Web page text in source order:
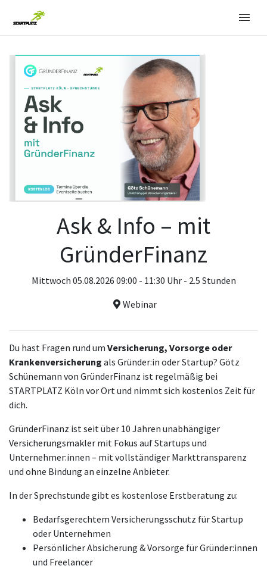
Ask & Info – mit
GründerFinanz
Mittwoch 05.08.2026 09:00 - 11:30 Uhr - 2.5 Stunden
Webinar
Du hast Fragen rund um Versicherung, Vorsorge oder
Krankenversicherung als Gründer:in oder Startup? Götz
Schünemann von GründerFinanz ist regelmäßig bei
STARTPLATZ Köln vor Ort und nimmt sich kostenlos Zeit für
dich.
GründerFinanz ist seit über 10 Jahren unabhängiger
Versicherungsmakler mit Fokus auf Startups und
Unternehmer:innen – mit vollständiger Markttransparenz
und ohne Bindung an einzelne Anbieter.
In der Sprechstunde gibt es kostenlose Erstberatung zu:
Bedarfsgerechtem Versicherungsschutz für Startup
oder Unternehmen
Persönlicher Absicherung & Vorsorge für Gründer:innen
und Freelancer